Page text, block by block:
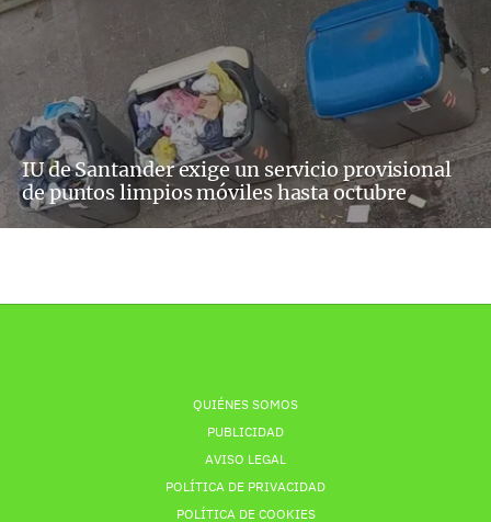
IU de Santander exige un servicio provisional
de puntos limpios móviles hasta octubre
QUIÉNES SOMOS
PUBLICIDAD
AVISO LEGAL
POLÍTICA DE PRIVACIDAD
POLÍTICA DE COOKIES